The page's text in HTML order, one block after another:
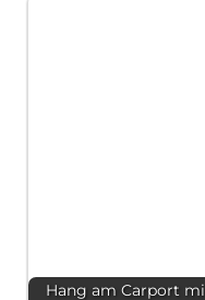
Hang am Carport